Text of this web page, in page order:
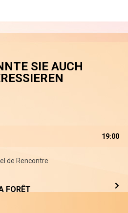
SIE AUCH
19:00
de Rencontre
FORÊT